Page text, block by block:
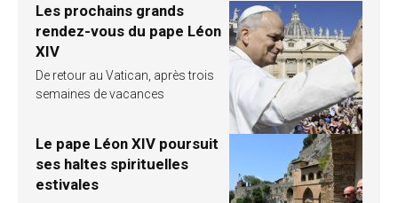
Les prochains grands
rendez-vous du pape Léon
XIV
De retour au Vatican, après trois
semaines de vacances
Le pape Léon XIV poursuit
ses haltes spirituelles
estivales